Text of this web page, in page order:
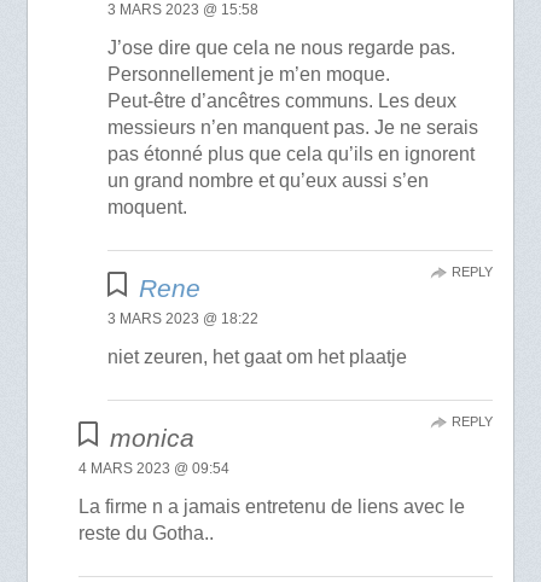
3 MARS 2023 @ 15:58
J’ose dire que cela ne nous regarde pas.
Personnellement je m’en moque.
Peut-être d’ancêtres communs. Les deux
messieurs n’en manquent pas. Je ne serais
pas étonné plus que cela qu’ils en ignorent
un grand nombre et qu’eux aussi s’en
moquent.
Rene
3 MARS 2023 @ 18:22
niet zeuren, het gaat om het plaatje
REPLY
monica
4 MARS 2023 @ 09:54
La firme n a jamais entretenu de liens avec le
reste du Gotha..
REPLY